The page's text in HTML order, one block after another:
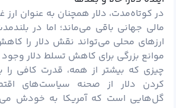
در کوتاه‌مدت، دلار همچنان به عنوان ارز
مالی جهانی باقی می‌ماند؛ اما در
ارزهای محلی می‌تواند نقش دلار را
موانع بزرگی برای کاهش تسلط دلار وجود
چیزی که بیشتر از همه، قدرت کافی را
کردن دلار از صحنه سیاست‌های
گل‌هایی است که آمریکا به خودش